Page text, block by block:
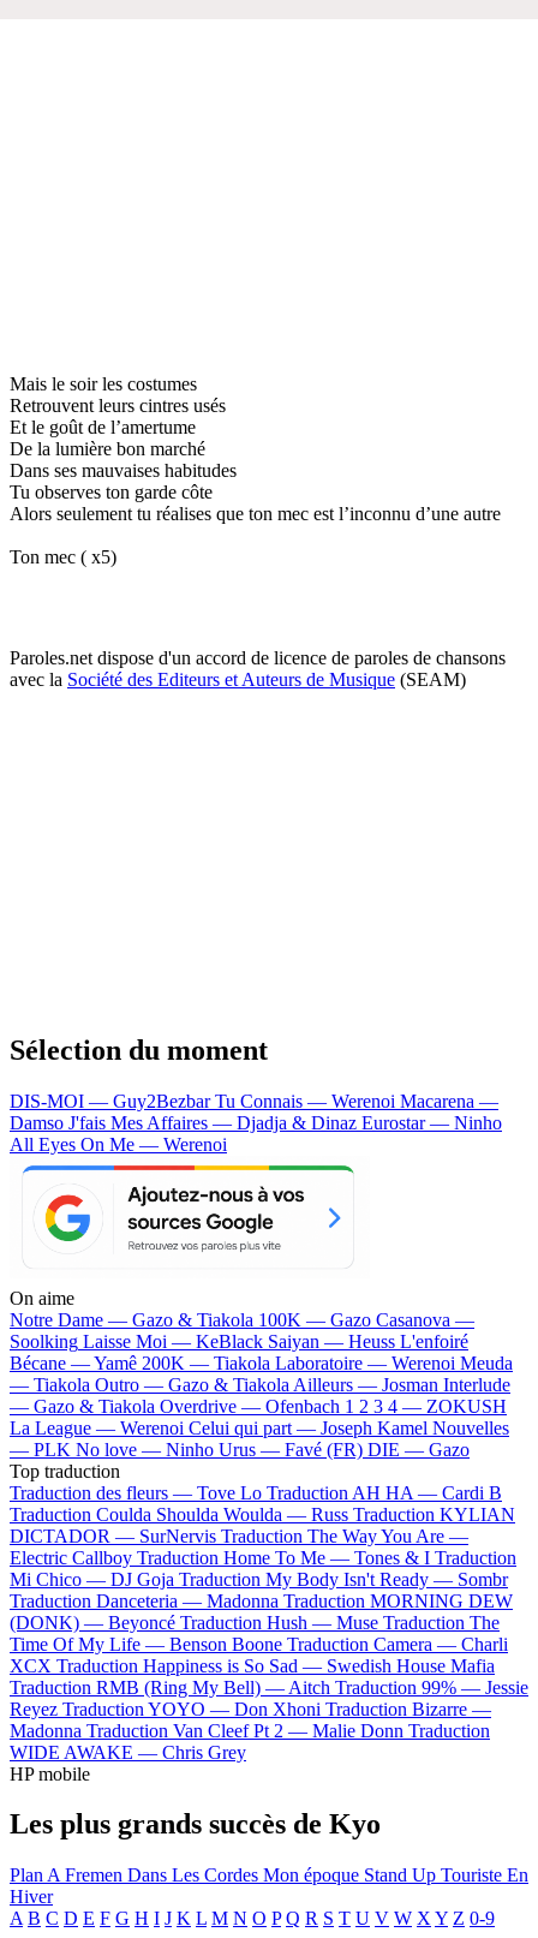
Mais le soir les costumes
Retrouvent leurs cintres usés
Et le goût de l’amertume
De la lumière bon marché
Dans ses mauvaises habitudes
Tu observes ton garde côte
Alors seulement tu réalises que ton mec est l’inconnu d’une autre
Ton mec ( x5)
Paroles.net dispose d'un accord de licence de paroles de chansons
avec la Société des Editeurs et Auteurs de Musique (SEAM)
Sélection du moment
DIS-MOI — Guy2BezbarTu Connais — Werenoi Macarena —
Damso J'fais Mes Affaires — Djadja & Dinaz Eurostar — Ninho
All Eyes On Me — Werenoi
On aime
Notre Dame — Gazo & Tiakola 100K — Gazo Casanova —
Soolking Laisse Moi — KeBlack Saiyan — Heuss L'enfoiré
Bécane —Yamê 200K — Tiakola Laboratoire — Werenoi Meuda
— Tiakola Outro — Gazo & Tiakola Ailleurs — Josman Interlude
— Gazo & Tiakola Overdrive — Ofenbach 1 2 3 4 — ZOKUSH
La League — Werenoi Celui qui part — Joseph Kamel Nouvelles
— PLK No love — Ninho Urus — Favé (FR) DIE — Gazo
Top traduction
Traduction des fleurs — Tove Lo Traduction AH HA — Cardi B
Traduction Coulda Shoulda Woulda — Russ Traduction KYLIAN
DICTADOR — SurNervis Traduction The Way You Are —
Electric Callboy Traduction Home To Me — Tones & I Traduction
Mi Chico — DJ Goja Traduction My Body Isn't Ready — Sombr
Traduction Danceteria — Madonna Traduction MORNING DEW
(DONK) — Beyoncé Traduction Hush — Muse Traduction The
Time Of My Life — Benson Boone Traduction Camera — Charli
XCX Traduction Happiness is So Sad — Swedish House Mafia
Traduction RMB (Ring My Bell) — Aitch Traduction 99% — Jessie
Reyez Traduction YOYO — Don Xhoni Traduction Bizarre —
Madonna Traduction Van Cleef Pt 2 — Malie Donn Traduction
WIDE AWAKE — Chris Grey
HP mobile
Les plus grands succès de Kyo
Plan A Fremen Dans Les Cordes Mon époque Stand Up Touriste En
Hiver
A B C D E F G H I J K L M N O P Q R S T U V W X Y Z 0-9